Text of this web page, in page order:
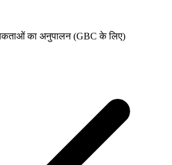
का अनुपालन (GBC के लिए)